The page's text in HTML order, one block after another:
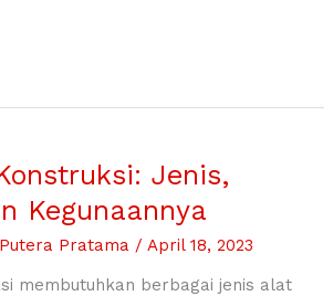
Jenis,
Kegunaannya
Pratama /April 18, 2023
membutuhkan berbagai jenis alat